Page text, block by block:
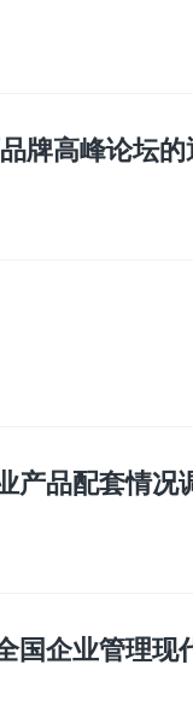
牌高峰论坛的
产品配套情况
国企业管理现